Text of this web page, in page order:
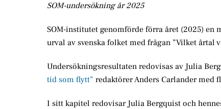
SOM-undersökning år 2025
SOM-institutet genomförde förra året (2025)
urval av svenska folket med frågan ”Vilket årtal
Undersökningsresultaten redovisas av Julia
tid som flytt” redaktörer Anders Carlander med
I sitt kapitel redovisar Julia Bergquist och